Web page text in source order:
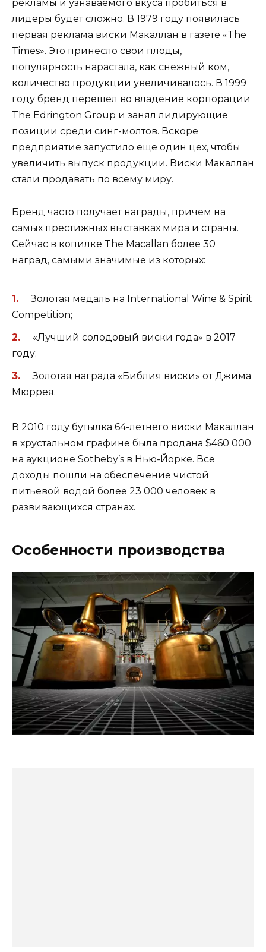
рекламы и узнаваемого вкуса пробиться в
лидеры будет сложно. В 1979 году появилась
первая реклама виски Макаллан в газете «The
Times». Это принесло свои плоды,
популярность нарастала, как снежный ком,
количество продукции увеличивалось. В 1999
году бренд перешел во владение корпорации
The Edrington Group и занял лидирующие
позиции среди синг-молтов. Вскоре
предприятие запустило еще один цех, чтобы
увеличить выпуск продукции. Виски Макаллан
стали продавать по всему миру.
Бренд часто получает награды, причем на
самых престижных выставках мира и страны.
Сейчас в копилке The Macallan более 30
наград, самыми значимые из которых:
Золотая медаль на International Wine & Spirit
Competition;
«Лучший солодовый виски года» в 2017
году;
Золотая награда «Библия виски» от Джима
Мюррея.
В 2010 году бутылка 64-летнего виски Макаллан
в хрустальном графине была продана $460 000
на аукционе Sotheby’s в Нью-Йорке. Все
доходы пошли на обеспечение чистой
питьевой водой более 23 000 человек в
развивающихся странах.
Особенности производства